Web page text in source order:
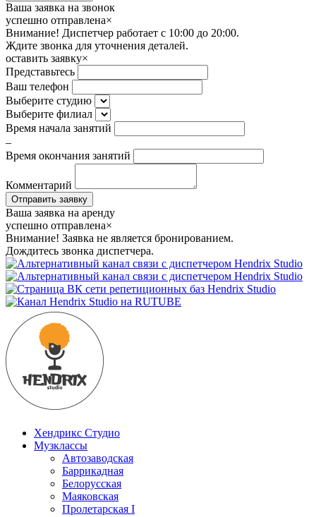
Ваша заявка на звонок
успешно отправлена×
Внимание! Диспетчер работает с 10:00 до 20:00.
Ждите звонка для уточнения деталей.
оставить заявку×
Представьтесь
Ваш телефон
Выберите студию
Выберите филиал
Время начала занятий
–
Время окончания занятий
Комментарий
Ваша заявка на аренду
успешно отправлена×
Внимание! Заявка не является бронированием.
Дождитесь звонка диспетчера.
Хендрикс Студио
Музклассы
Автозаводская
Баррикадная
Белорусская
Маяковская
Пролетарская I